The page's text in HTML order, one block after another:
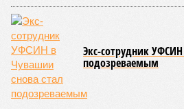
условия для полноценной
высокого класса.
В том же году был проведён
чемпионат по керешу, участие в
сильнейшие борцы со всех районов
наглядно продемонстрировал